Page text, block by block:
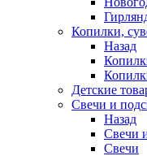
Копилки,
Назад
Детские
Свечи и
Назад
Свечи
Свечи